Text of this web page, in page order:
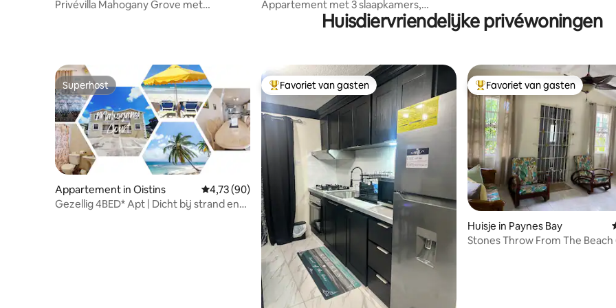
Privévilla Mahogany Grove met
Appartement met 3 slaapkamers,
zwembad en airconditioning
Huisdiervriendelijke privéwoningen
Superhost
Superhost
Appartement in Oistins Gemiddelde beoordeling van 4,73 uit 5, 90 recensies
4,73 (90)
Gezellig 4BED* Apt | Dicht bij strand en
Topfavoriet van gasten
Favoriet van gasten Topfavoriet van gasten
Favoriet van gasten
Huisje in Paynes Bay
Stones Throw From The